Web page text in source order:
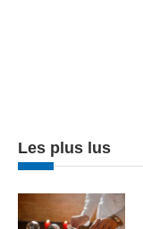
Les plus lus